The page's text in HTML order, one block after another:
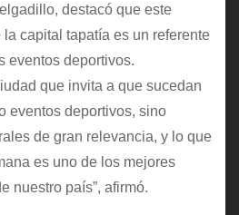
destacó que este
capital tapatía es un referente
eventos deportivos.
que invita a que sucedan
eventos deportivos, sino
de gran relevancia, y lo que
es uno de los mejores
nuestro país”, afirmó.